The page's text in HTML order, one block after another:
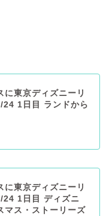
に東京ディズニーリ
24 1日目 ランドから
に東京ディズニーリ
24 1日目 ディズニ
マス・ストーリーズ